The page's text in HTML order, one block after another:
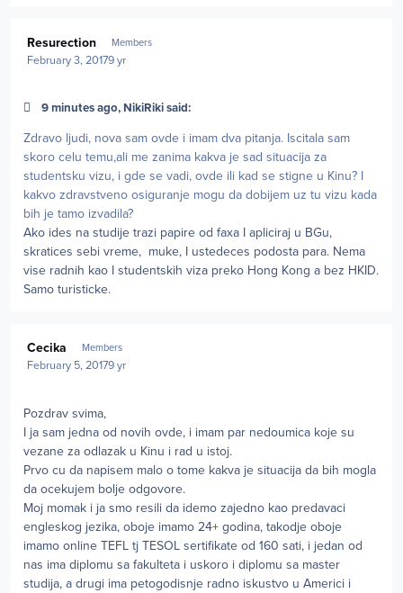
Resurection Members
February 3, 20179 yr
9 minutes ago, NikiRiki said:
Zdravo ljudi, nova sam ovde i imam dva pitanja. Iscitala sam
skoro celu temu,ali me zanima kakva je sad situacija za
studentsku vizu, i gde se vadi, ovde ili kad se stigne u Kinu? I
kakvo zdravstveno osiguranje mogu da dobijem uz tu vizu kada
bih je tamo izvadila?
Ako ides na studije trazi papire od faxa I apliciraj u BGu,
skratices sebi vreme, muke, I ustedeces podosta para. Nema
vise radnih kao I studentskih viza preko Hong Kong a bez HKID.
Samo turisticke.
Cecika Members
February 5, 20179 yr
Pozdrav svima,
I ja sam jedna od novih ovde, i imam par nedoumica koje su
vezane za odlazak u Kinu i rad u istoj.
Prvo cu da napisem malo o tome kakva je situacija da bih mogla
da ocekujem bolje odgovore.
Moj momak i ja smo resili da idemo zajedno kao predavaci
engleskog jezika, oboje imamo 24+ godina, takodje oboje
imamo online TEFL tj TESOL sertifikate od 160 sati, i jedan od
nas ima diplomu sa fakulteta i uskoro i diplomu sa master
studija, a drugi ima petogodisnje radno iskustvo u Americi i